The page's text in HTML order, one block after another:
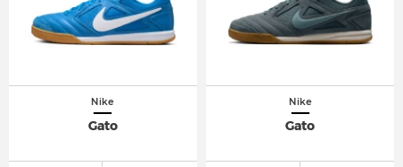
Nike
Gato
Nike
Gato